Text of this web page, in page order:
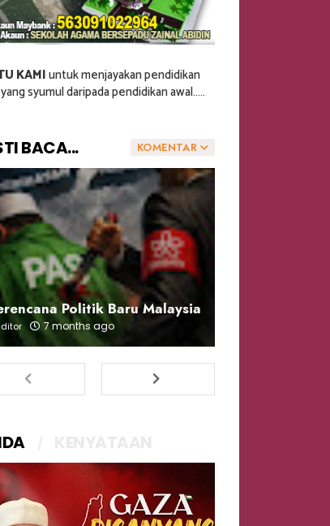
KAMIuntuk menjayakan pendidikan
syumul daripada pendidikan awal.....
KOMENTAR
BACA...
Politik Baru Malaysia
7 months ago